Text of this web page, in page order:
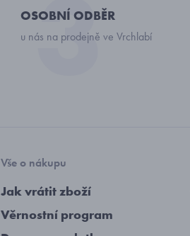
OSOBNÍ ODBĚR
u nás na prodejně ve Vrchlabí
Vše o nákupu
Jak vrátit zboží
Věrnostní program